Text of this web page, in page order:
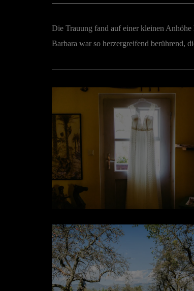
Die Trauung fand auf einer kleinen
Barbara war so herzergreifend berührend,